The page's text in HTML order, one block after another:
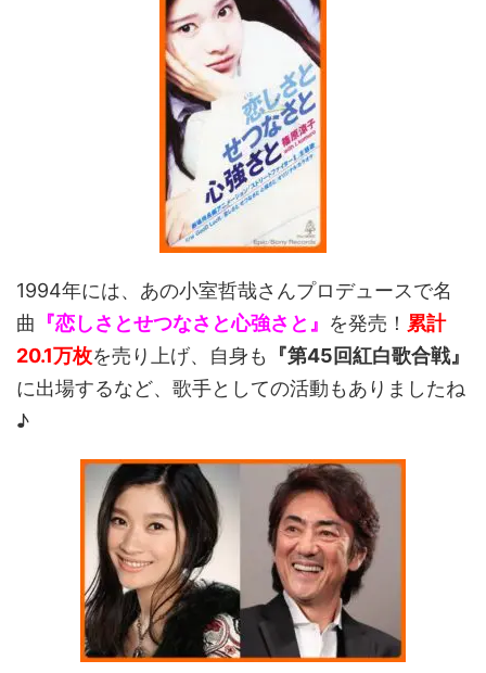
1994年には、あの小室哲哉さんプロデュースで名
曲 『恋しさとせつなさと心強さと』 を発売！ 累計
20.1万枚を売り上げ、自身も
『第45回紅白歌合戦』
に出場するなど、歌手としての活動もありましたね
♪